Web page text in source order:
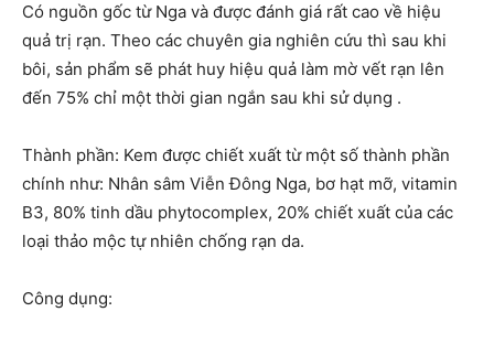
Có nguồn gốc từ Nga và được đánh giá rất cao về hiệu
quả trị rạn. Theo các chuyên gia nghiên cứu thì sau khi
bôi, sản phẩm sẽ phát huy hiệu quả làm mờ vết rạn lên
đến 75% chỉ một thời gian ngắn sau khi sử dụng .
Thành phần: Kem được chiết xuất từ một số thành phần
chính như: Nhân sâm Viễn Đông Nga, bơ hạt mỡ, vitamin
B3, 80% tinh dầu phytocomplex, 20% chiết xuất của các
loại thảo mộc tự nhiên chống rạn da.
Công dụng: